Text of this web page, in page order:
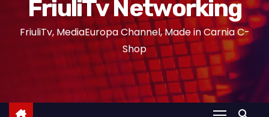
FriuliTv Networking
FriuliTv, MediaEuropa Channel, Made in Carnia C-
Shop